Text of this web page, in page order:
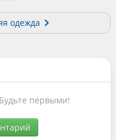
одежда
первыми!